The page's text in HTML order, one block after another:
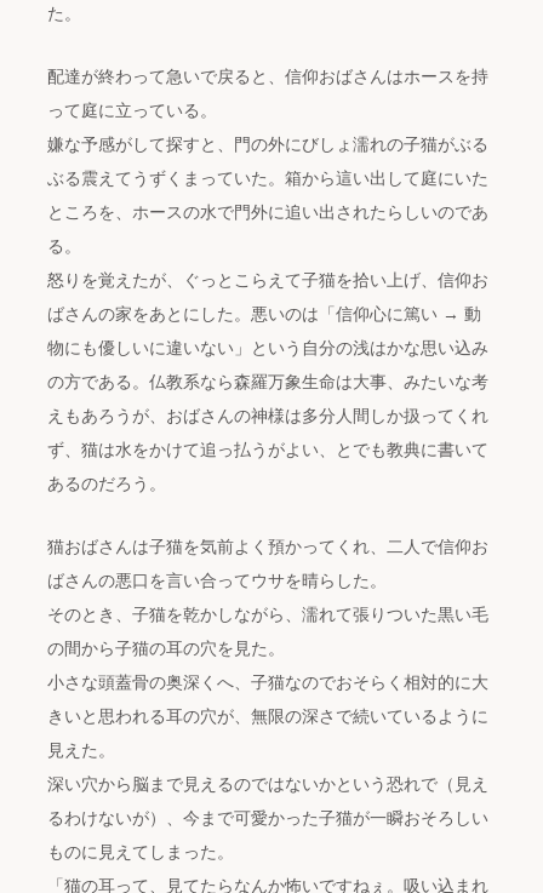
た。
配達が終わって急いで戻ると、信仰おばさんはホースを持
って庭に立っている。
嫌な予感がして探すと、門の外にびしょ濡れの子猫がぶる
ぶる震えてうずくまっていた。箱から這い出して庭にいた
ところを、ホースの水で門外に追い出されたらしいのであ
る。
怒りを覚えたが、ぐっとこらえて子猫を拾い上げ、信仰お
ばさんの家をあとにした。悪いのは「信仰心に篤い → 動
物にも優しいに違いない」という自分の浅はかな思い込み
の方である。仏教系なら森羅万象生命は大事、みたいな考
えもあろうが、おばさんの神様は多分人間しか扱ってくれ
ず、猫は水をかけて追っ払うがよい、とでも教典に書いて
あるのだろう。
猫おばさんは子猫を気前よく預かってくれ、二人で信仰お
ばさんの悪口を言い合ってウサを晴らした。
そのとき、子猫を乾かしながら、濡れて張りついた黒い毛
の間から子猫の耳の穴を見た。
小さな頭蓋骨の奥深くへ、子猫なのでおそらく相対的に大
きいと思われる耳の穴が、無限の深さで続いているように
見えた。
深い穴から脳まで見えるのではないかという恐れで（見え
るわけないが）、今まで可愛かった子猫が一瞬おそろしい
ものに見えてしまった。
「猫の耳って、見てたらなんか怖いですねぇ。吸い込まれ